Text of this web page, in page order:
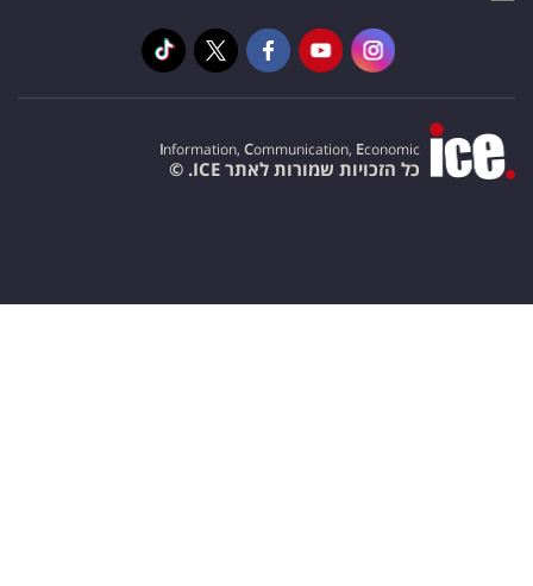
Information, Communication, Economic
כל הזכויות שמורות לאתר ICE. ©